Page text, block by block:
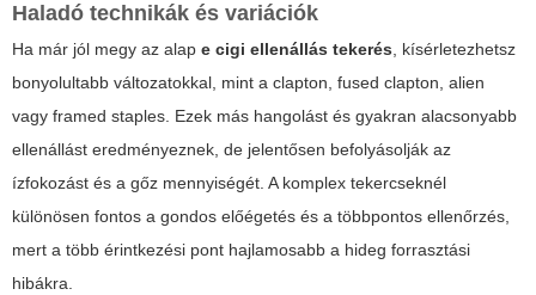
Haladó technikák és variációk
Ha már jól megy az alap e cigi ellenállás tekerés, kísérletezhetsz
bonyolultabb változatokkal, mint a clapton, fused clapton, alien
vagy framed staples. Ezek más hangolást és gyakran alacsonyabb
ellenállást eredményeznek, de jelentősen befolyásolják az
ízfokozást és a gőz mennyiségét. A komplex tekercseknél
különösen fontos a gondos előégetés és a többpontos ellenőrzés,
mert a több érintkezési pont hajlamosabb a hideg forrasztási
hibákra.